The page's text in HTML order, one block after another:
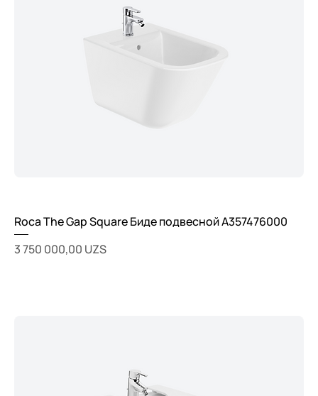
Roca The Gap Square Биде подвесной A357476000
Цена
3 750 000,00 UZS